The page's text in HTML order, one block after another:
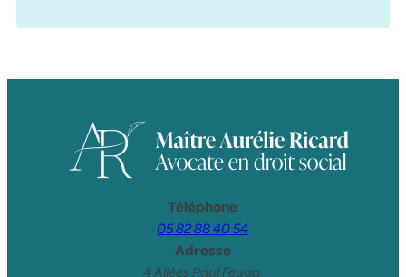
Téléphone
05 82 88 40 54
Adresse
4 Allées Paul Feuga